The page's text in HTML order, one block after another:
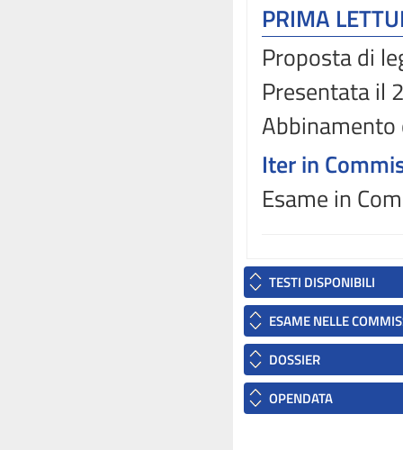
PRIMA
Proposta di
Presentata il
Abbinamento
Iter in
Esame in
TESTI DISPONIBILI
ESAME NELLE
DOSSIER
OPENDATA